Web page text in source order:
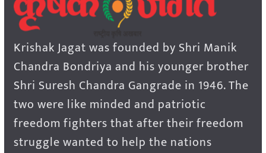
Krishak Jagat was founded by Shri Manik
Chandra Bondriya and his younger brother
Shri Suresh Chandra Gangrade in 1946. The
two were like minded and patriotic
freedom fighters that after their freedom
struggle wanted to help the nations